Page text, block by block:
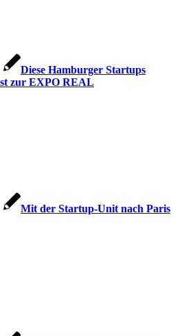
Diese Hamburger Startups
zur EXPO REAL
Mit der Startup-Unit nach Paris